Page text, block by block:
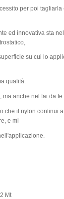
per poi
ed innovativa sta
su cui lo
qualità.
ma anche nel fai da te.
che il nylon continui
e mi
Mt